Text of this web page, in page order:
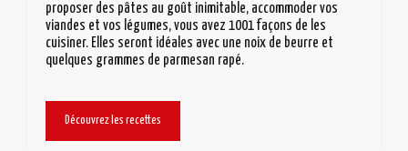
proposer des pâtes au goût inimitable, accommoder vos
viandes et vos légumes, vous avez 1001 façons de les
cuisiner. Elles seront idéales avec une noix de beurre et
quelques grammes de parmesan rapé.
Découvrez les recettes